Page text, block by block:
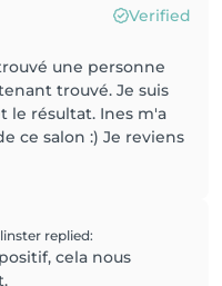
Verified
une personne
trouvé. Je suis
le résultat. Ines m'a
ce salon :) Je reviens
replied:
cela nous